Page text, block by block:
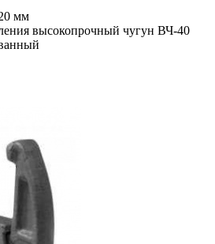
мм
высокопрочный чугун ВЧ-40